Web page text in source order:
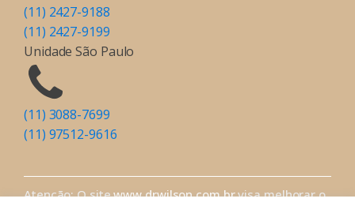
(11) 2427-9188
(11) 2427-9199
Unidade São Paulo
(11) 3088-7699
(11) 97512-9616
Atenção: O sitewww.drwilson.com.brvisa melhorar o